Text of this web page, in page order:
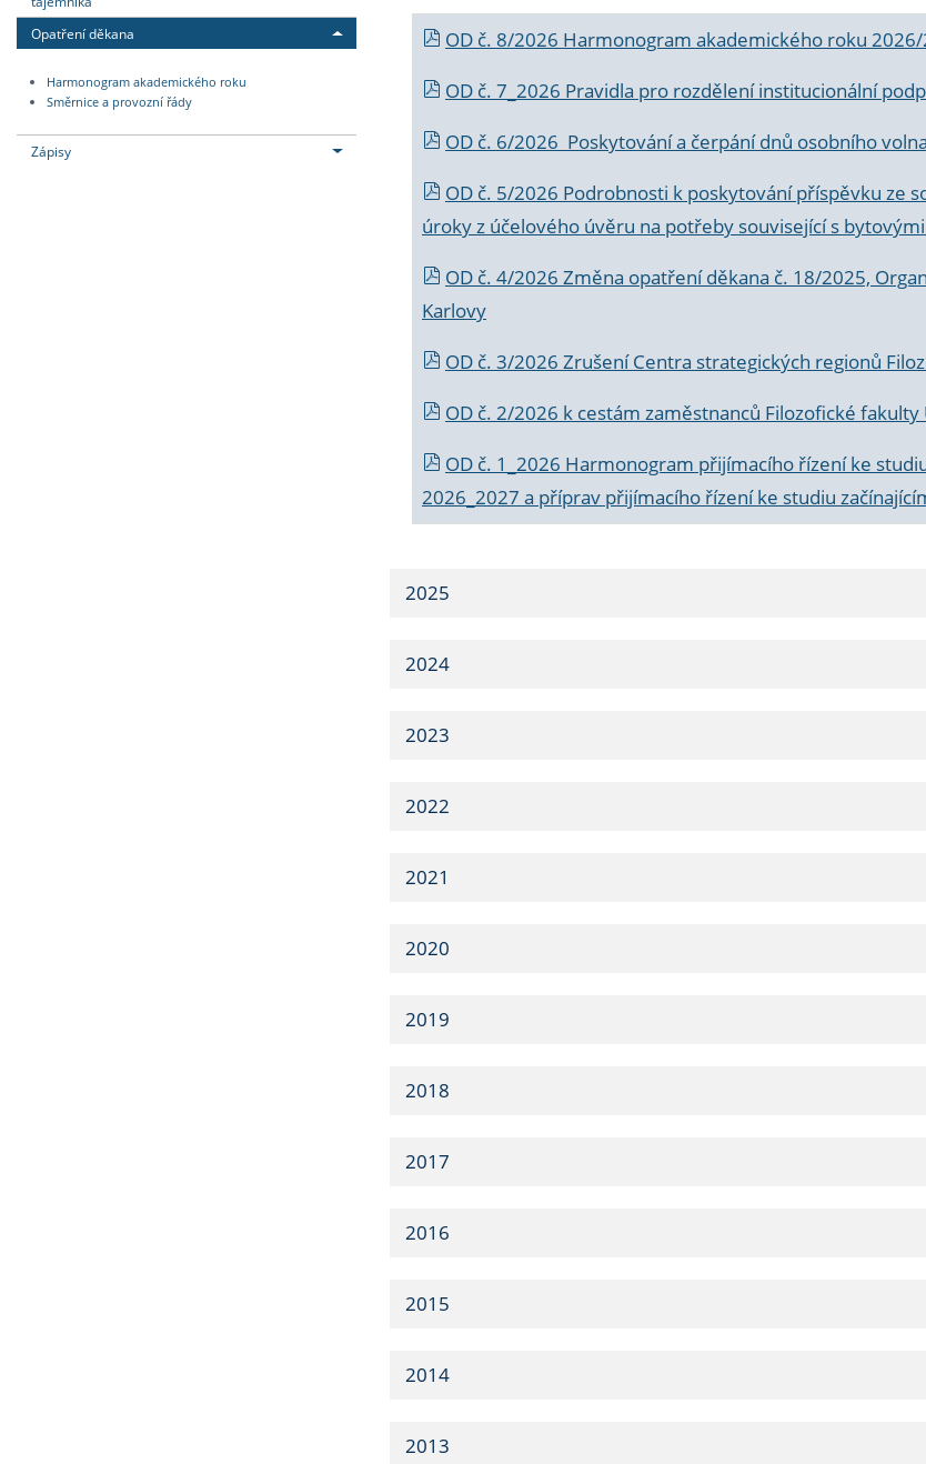
Opatření děkana
Harmonogram akademického roku
Směrnice a provozní řády
Zápisy
OD č. 8/2026 Harmonogram akademického roku
OD č. 7_2026 Pravidla pro rozdělení institucionální
OD č. 6/2026 Poskytování a čerpání dnů osobního
OD č. 5/2026 Podrobnosti k poskytování příspěvku ze
úroky z účelového úvěru na potřeby související s
OD č. 4/2026 Změna opatření děkana č. 18/2025,
Karlovy
OD č. 3/2026 Zrušení Centra strategických regionů
OD č. 2/2026 k cestám zaměstnanců Filozofické
OD č. 1_2026 Harmonogram přijímacího řízení ke
2026_2027 a příprav přijímacího řízení ke studiu
2025
2024
2023
2022
2021
2020
2019
2018
2017
2016
2015
2014
2013